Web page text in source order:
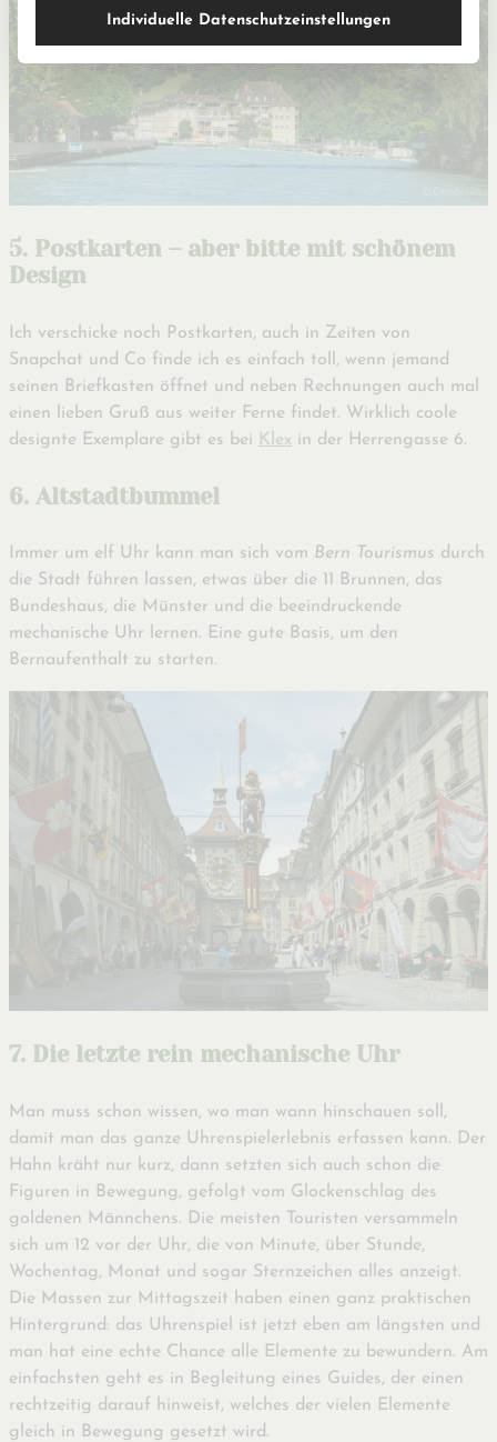
5. Postkarten – aber bitte mit schönem
Design
Ich verschicke noch Postkarten, auch in Zeiten von
Snapchat und Co finde ich es einfach toll, wenn jemand
seinen Briefkasten öffnet und neben Rechnungen auch mal
einen lieben Gruß aus weiter Ferne findet. Wirklich coole
designte Exemplare gibt es bei Klex in der Herrengasse 6.
6. Altstadtbummel
Immer um elf Uhr kann man sich vom Bern Tourismus durch
die Stadt führen lassen, etwas über die 11 Brunnen, das
Bundeshaus, die Münster und die beeindruckende
mechanische Uhr lernen. Eine gute Basis, um den
Bernaufenthalt zu starten.
7. Die letzte rein mechanische Uhr
Man muss schon wissen, wo man wann hinschauen soll,
damit man das ganze Uhrenspielerlebnis erfassen kann. Der
Hahn kräht nur kurz, dann setzten sich auch schon die
Figuren in Bewegung, gefolgt vom Glockenschlag des
goldenen Männchens. Die meisten Touristen versammeln
sich um 12 vor der Uhr, die von Minute, über Stunde,
Wochentag, Monat und sogar Sternzeichen alles anzeigt.
Die Massen zur Mittagszeit haben einen ganz praktischen
Hintergrund: das Uhrenspiel ist jetzt eben am längsten und
man hat eine echte Chance alle Elemente zu bewundern. Am
einfachsten geht es in Begleitung eines Guides, der einen
rechtzeitig darauf hinweist, welches der vielen Elemente
gleich in Bewegung gesetzt wird.
Individuelle Datenschutzeinstellungen